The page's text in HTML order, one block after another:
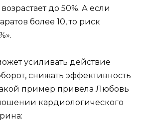
до 50%. А если
более 10, то риск
усиливать действие
снижать эффективность
пример привела Любовь
кардиологического